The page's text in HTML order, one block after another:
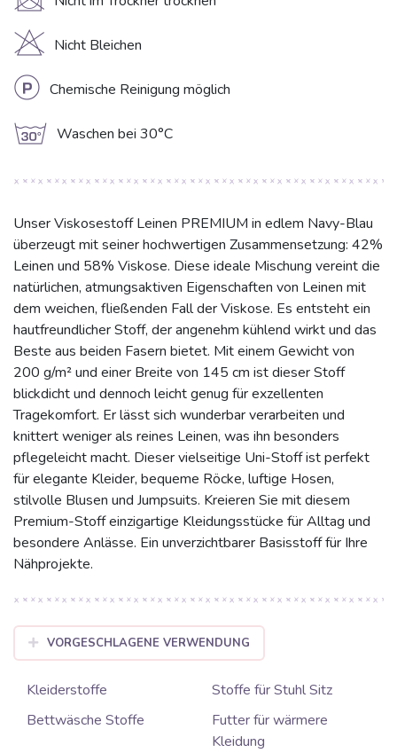
H Nicht Bleichen
L Chemische Reinigung möglich
g Waschen bei 30°C
Unser Viskosestoff Leinen PREMIUM in edlem Navy-Blau
überzeugt mit seiner hochwertigen Zusammensetzung: 42%
Leinen und 58% Viskose. Diese ideale Mischung vereint die
natürlichen, atmungsaktiven Eigenschaften von Leinen mit
dem weichen, fließenden Fall der Viskose. Es entsteht ein
hautfreundlicher Stoff, der angenehm kühlend wirkt und das
Beste aus beiden Fasern bietet. Mit einem Gewicht von
200 g/m² und einer Breite von 145 cm ist dieser Stoff
blickdicht und dennoch leicht genug für exzellenten
Tragekomfort. Er lässt sich wunderbar verarbeiten und
knittert weniger als reines Leinen, was ihn besonders
pflegeleicht macht. Dieser vielseitige Uni-Stoff ist perfekt
für elegante Kleider, bequeme Röcke, luftige Hosen,
stilvolle Blusen und Jumpsuits. Kreieren Sie mit diesem
Premium-Stoff einzigartige Kleidungsstücke für Alltag und
besondere Anlässe. Ein unverzichtbarer Basisstoff für Ihre
Nähprojekte.
VORGESCHLAGENE VERWENDUNG
Kleiderstoffe
Stoffe für Stuhl Sitz
Bettwäsche Stoffe
Futter für wärmere
Kleidung